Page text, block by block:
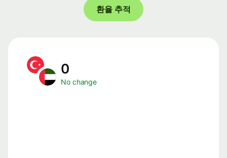
환율 추적
0
No change